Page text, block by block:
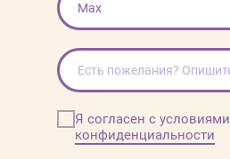
Я согласен с условиями
конфиденциальности